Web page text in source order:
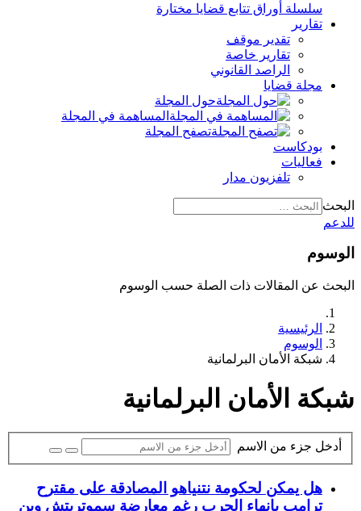
سلسلة أوراق تتابع قضايا مختارة
تقارير
تقدير موقف
تقارير خاصة
الراصد القانوني
مجلة قضايا
حول المجلة
المساهمة في المجلة
تصفح المجلة
بودكاست
فعاليات
تلفزيون مدار
البحث
للدعم
الوسوم
البحث عن المقالات ذات الصلة حسب الوسوم
الرئيسية
الوسوم
شبكة الأمان البرلمانية
شبكة الأمان البرلمانية
أدخل جزء من الاسم
هل يمكن لحكومة نتنياهو المصادقة على مقترح
ترامب بإنهاء الحرب رغم معارضة سموتريتش وبن